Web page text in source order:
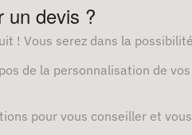
un devis ?
! Vous serez dans la
de la personnalisation de
pour vous conseiller et